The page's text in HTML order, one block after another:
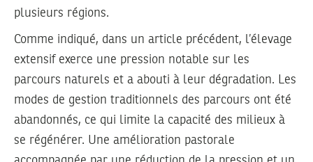
plusieurs régions.
Comme indiqué, dans un article précédent, l’élevage
extensif exerce une pression notable sur les
parcours naturels et a abouti à leur dégradation. Les
modes de gestion traditionnels des parcours ont été
abandonnés, ce qui limite la capacité des milieux à
se régénérer. Une amélioration pastorale